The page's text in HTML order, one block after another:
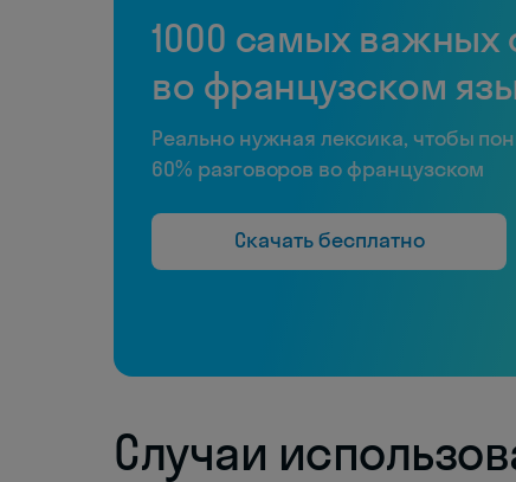
1000 самых важных
во французском
Реально нужная лексика, чтобы
60% разговоров во французском
Скачать бесплатно
Случаи